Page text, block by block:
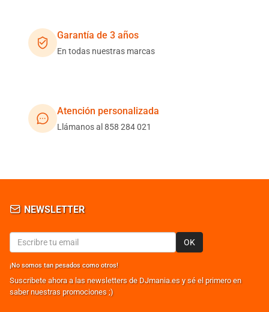
Garantía de 3 años
En todas nuestras marcas
Atención personalizada
Llámanos al 858 284 021
NEWSLETTER
OK
¡No somos tan pesados como otros!
Suscribete ahora a las newsletters de DJmania.es y sé el primero en
saber nuestras promociones ;)